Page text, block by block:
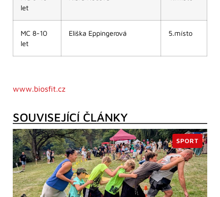
let
MC 8-10
let
Eliška Eppingerová 5.místo
www.biosfit.cz
SOUVISEJÍCÍ ČLÁNKY
SPORT